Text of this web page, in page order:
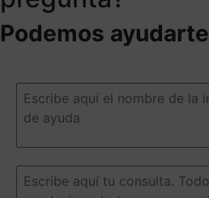
Podemos ayudarte
Escribe
aquí
el
la
iniciativa
Escribe
aquí